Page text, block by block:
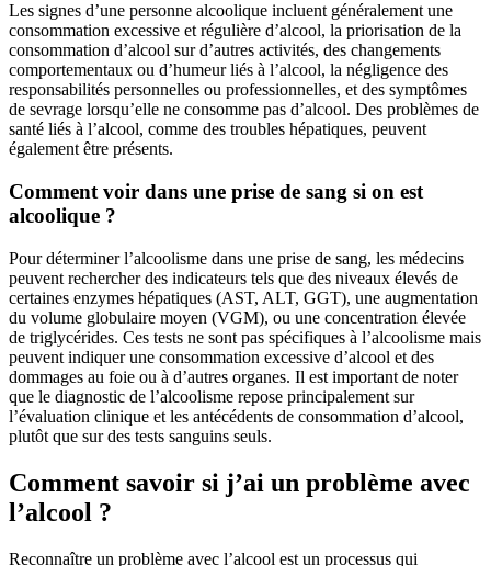
Les signes d’une personne alcoolique incluent généralement une
consommation excessive et régulière d’alcool, la priorisation de la
consommation d’alcool sur d’autres activités, des changements
comportementaux ou d’humeur liés à l’alcool, la négligence des
responsabilités personnelles ou professionnelles, et des symptômes
de sevrage lorsqu’elle ne consomme pas d’alcool. Des problèmes de
santé liés à l’alcool, comme des troubles hépatiques, peuvent
également être présents.
Comment voir dans une prise de sang si on est
alcoolique ?
Pour déterminer l’alcoolisme dans une prise de sang, les médecins
peuvent rechercher des indicateurs tels que des niveaux élevés de
certaines enzymes hépatiques (AST, ALT, GGT), une augmentation
du volume globulaire moyen (VGM), ou une concentration élevée
de triglycérides. Ces tests ne sont pas spécifiques à l’alcoolisme mais
peuvent indiquer une consommation excessive d’alcool et des
dommages au foie ou à d’autres organes. Il est important de noter
que le diagnostic de l’alcoolisme repose principalement sur
l’évaluation clinique et les antécédents de consommation d’alcool,
plutôt que sur des tests sanguins seuls.
Comment savoir si j’ai un problème avec
l’alcool ?
Reconnaître un problème avec l’alcool est un processus qui